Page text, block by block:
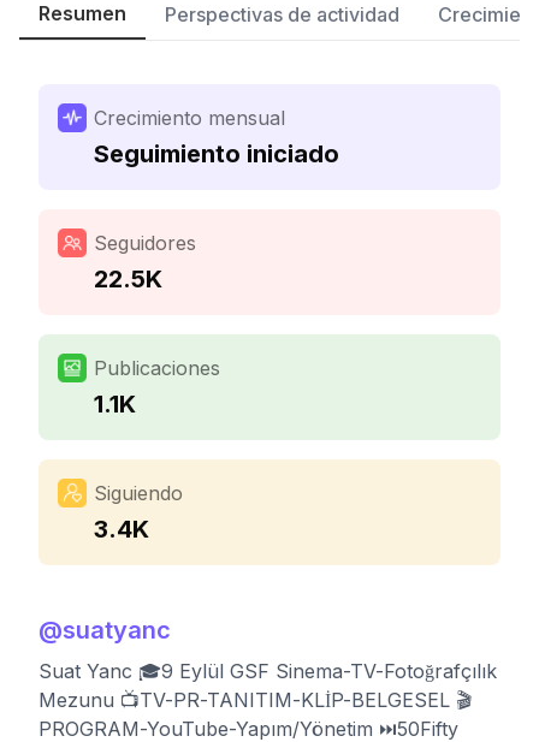
Resumen Perspectivas de actividad
Crecimiento mensual
Seguimiento iniciado
Seguidores
22.5K
Publicaciones
1.1K
Siguiendo
3.4K
@suatyanc
Suat Yanc 🎓9 Eylül GSF Sinema-TV-Fotoğrafçılık
Mezunu 📺TV-PR-TANITIM-KLİP-BELGESEL 🎬
PROGRAM-YouTube-Yapım/Yönetim ⏭️50Fifty